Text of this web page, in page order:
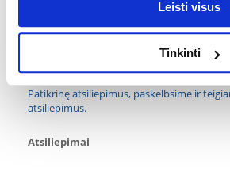
Leisti visus
Tinkinti
AQUAEL
Kokios yra prekių vertinimo taisyklės?
Patikrinę atsiliepimus, paskelbsime ir
atsiliepimus.
Atsiliepimai